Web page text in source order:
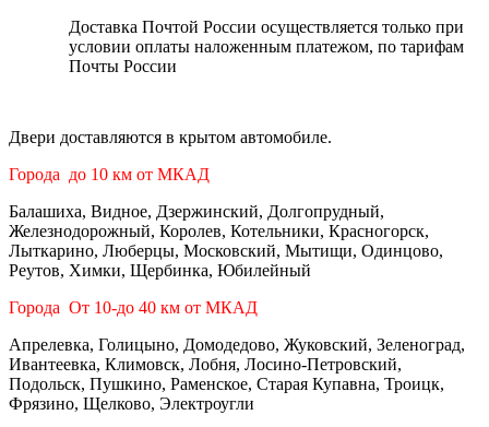
Доставка Почтой России осуществляется только при
условии оплаты наложенным платежом, по тарифам
Почты России
Двери доставляются в крытом автомобиле.
Города до 10 км от МКАД
Балашиха, Видное, Дзержинский, Долгопрудный,
Железнодорожный, Королев, Котельники, Красногорск,
Лыткарино, Люберцы, Московский, Мытищи, Одинцово,
Реутов, Химки, Щербинка, Юбилейный
Города От 10-до 40 км от МКАД
Апрелевка, Голицыно, Домодедово, Жуковский, Зеленоград,
Ивантеевка, Климовск, Лобня, Лосино-Петровский,
Подольск, Пушкино, Раменское, Старая Купавна, Троицк,
Фрязино, Щелково, Электроугли